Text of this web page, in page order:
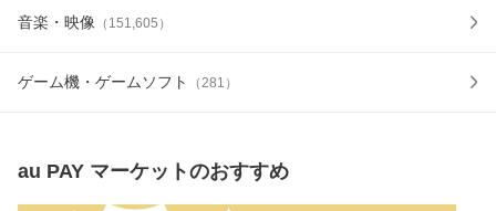
音楽・映像 （ 151,605 ）
ゲーム機・ゲームソフト （281 ）
au PAY マーケットのおすすめ